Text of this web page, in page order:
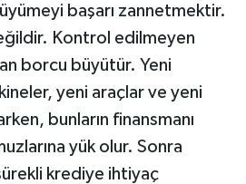
başarı zannetmektir.
Kontrol edilmeyen
borcu büyütür. Yeni
yeni araçlar ve yeni
bunların finansmanı
yük olur. Sonra
krediye ihtiyaç